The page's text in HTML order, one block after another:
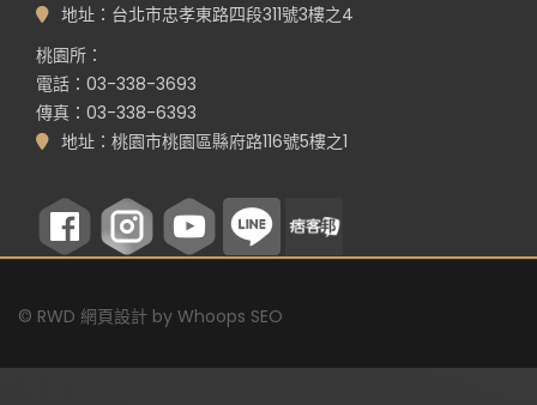
地址：台北市忠孝東路四段311號3樓之4
桃園所：
電話：03-338-3693
傳真：03-338-6393
地址：桃園市桃園區縣府路116號5樓之1
© RWD 網頁設計 by Whoops SEO